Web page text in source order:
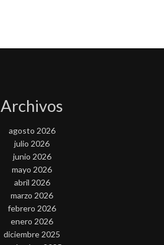
Archivos
agosto 2026
julio 2026
junio 2026
mayo 2026
abril 2026
marzo 2026
febrero 2026
enero 2026
diciembre 2025